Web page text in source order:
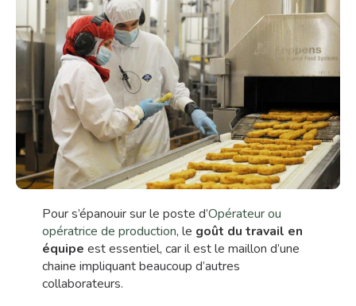
Pour s’épanouir sur le poste d’Opérateur ou
opératrice de production, le goût du travail en
équipe est essentiel, car il est le maillon d’une
chaine impliquant beaucoup d’autres
collaborateurs.